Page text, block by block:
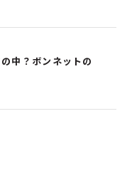
中？ボンネットの